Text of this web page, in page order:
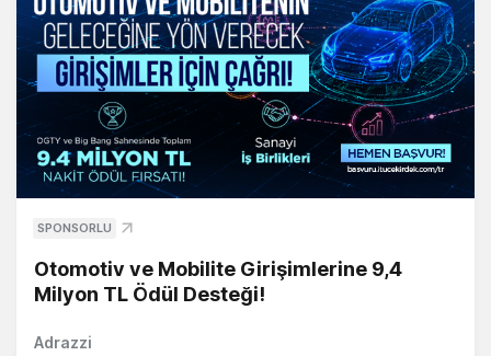
SPONSORLU
Otomotiv ve Mobilite Girişimlerine 9,4
Milyon TL Ödül Desteği!
Adrazzi